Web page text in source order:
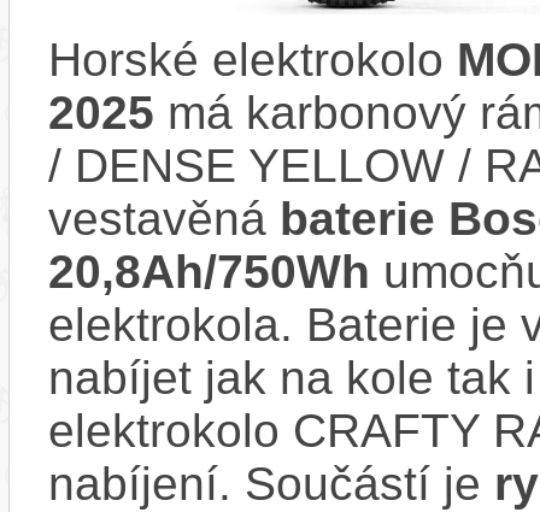
Horské elektrokolo
2025 má karbonový
/ DENSE YELLOW /
vestavěná baterie
20,8Ah/750Wh
elektrokola. Baterie je
nabíjet jak na kole tak
elektrokolo CRAFTY
nabíjení. Součástí je